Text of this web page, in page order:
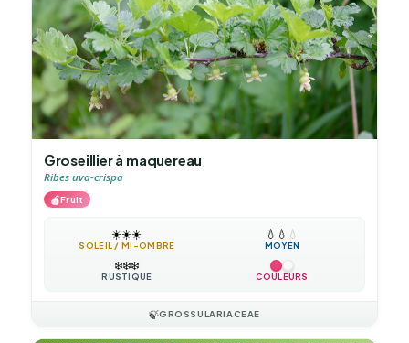
Groseillier à maquereau
Ribes uva-crispa
🍎Fruit
☀️☀️☀️
SOLEIL / MI-OMBRE
💧 💧 💧
MOYEN
❄️❄️❄️
RUSTIQUE COULEURS
🍃GROSSULARIACEAE